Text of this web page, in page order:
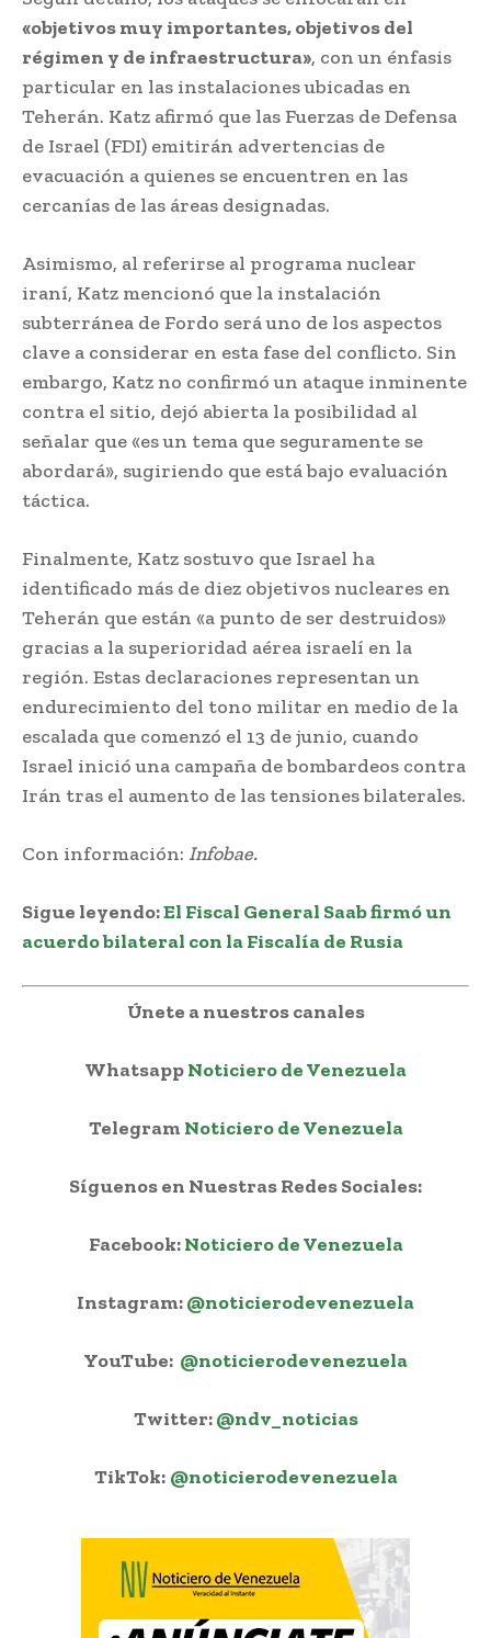
«objetivos muy importantes, objetivos del
régimen y de infraestructura», con un énfasis
particular en las instalaciones ubicadas en
Teherán. Katz afirmó que las Fuerzas de Defensa
de Israel (FDI) emitirán advertencias de
evacuación a quienes se encuentren en las
cercanías de las áreas designadas.
Asimismo, al referirse al programa nuclear
iraní, Katz mencionó que la instalación
subterránea de Fordo será uno de los aspectos
clave a considerar en esta fase del conflicto. Sin
embargo, Katz no confirmó un ataque inminente
contra el sitio, dejó abierta la posibilidad al
señalar que «es un tema que seguramente se
abordará», sugiriendo que está bajo evaluación
táctica.
Finalmente, Katz sostuvo que Israel ha
identificado más de diez objetivos nucleares en
Teherán que están «a punto de ser destruidos»
gracias a la superioridad aérea israelí en la
región. Estas declaraciones representan un
endurecimiento del tono militar en medio de la
escalada que comenzó el 13 de junio, cuando
Israel inició una campaña de bombardeos contra
Irán tras el aumento de las tensiones bilaterales.
Con información: Infobae.
Sigue leyendo:El Fiscal General Saab firmó un
acuerdo bilateral con la Fiscalía de Rusia
Únete a nuestros canales
WhatsappNoticiero de Venezuela
Telegram Noticiero de Venezuela
Síguenos en Nuestras Redes Sociales:
Facebook:Noticiero de Venezuela
Instagram:@noticierodevenezuela
YouTube: @noticierodevenezuela
Twitter:@ndv_noticias
TikTok: @noticierodevenezuela